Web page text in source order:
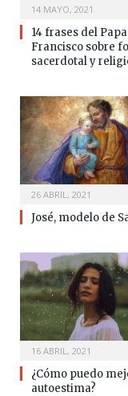
14 MAYO, 2021
14 frases del Papa
Francisco sobre
sacerdotal y
26 ABRIL, 2021
José, modelo de
16 ABRIL, 2021
¿Cómo puedo
autoestima?